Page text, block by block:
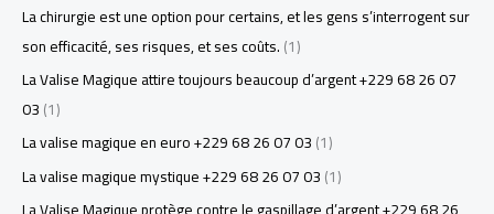
La chirurgie est une option pour certains, et les gens s’interrogent sur
son efficacité, ses risques, et ses coûts.(1)
La Valise Magique attire toujours beaucoup d’argent +229 68 26 07
03(1)
La valise magique en euro +229 68 26 07 03(1)
La valise magique mystique +229 68 26 07 03(1)